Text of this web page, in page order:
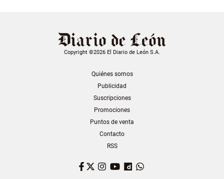
Copyright ©2026 El Diario de León S.A.
Quiénes somos
Publicidad
Suscripciones
Promociones
Puntos de venta
Contacto
RSS
Facebook
TwitterInstagram
YouTubeDailymotion